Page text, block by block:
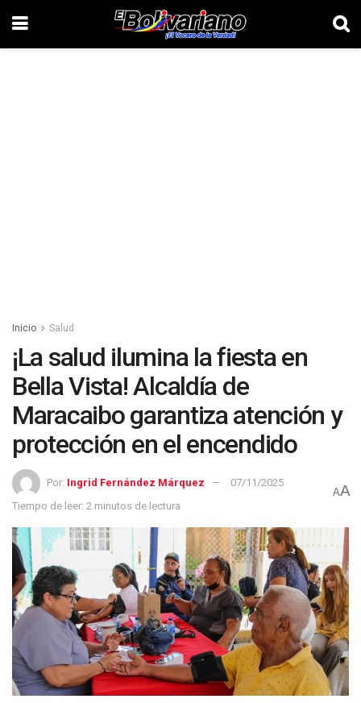
Inicio Salud
¡La salud ilumina la fiesta en
Bella Vista! Alcaldía de
Maracaibo garantiza atención y
protección en el encendido
Por: Ingrid Fernández Márquez
07/11/2025
Tiempo de leer: 2 minutos de lectura
AA